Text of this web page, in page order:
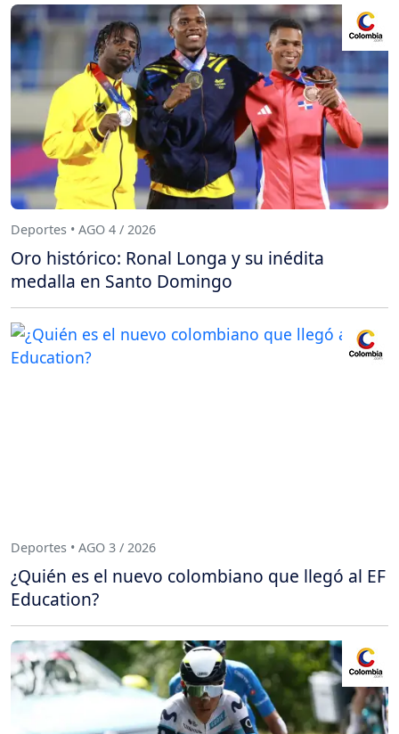
Deportes • AGO 4 / 2026
Oro histórico: Ronal Longa y su inédita
medalla en Santo Domingo
Deportes • AGO 3 / 2026
¿Quién es el nuevo colombiano que llegó al EF
Education?